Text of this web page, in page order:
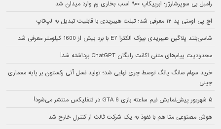
رامبل بی سوپرشارژر؛ ابرپیکاپ ۹۰۰ اسب بخاری رم وارد میدان شد
اچ پی اومنی پد ۱۲ معرفی شد؛ تبلت هیبریدی با قابلیت تبدیل به لپ‌تاپ
شاسی‌بلند پلاگین هیبریدی بیوک الکترا E7 با برد بیش از 1600 کیلومتر معرفی شد
محدودیت پیام‌های متنی اکانت رایگان ChatGPT برداشته شد!
خرید سهام سانگ‌ یانگ توسط چری نهایی شد؛ تولید نسل آتی رکستون بر پایه معماری
چینی
۵ شهریور پیش‌نمایش نیم ساعته بازی GTA 6 در نتفلیکس منتشر می‌شود!
هوش مصنوعی متا هم با نفوذ به یک شرکت ثالث از کنترل خارج شد